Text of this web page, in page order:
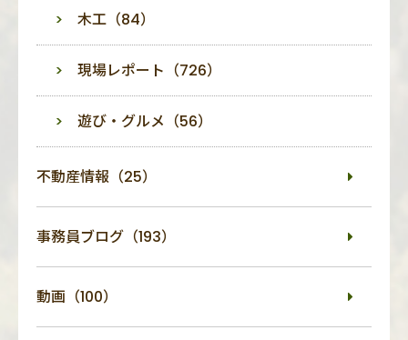
木工（84）
現場レポート（726）
遊び・グルメ（56）
不動産情報（25）
事務員ブログ（193）
動画（100）